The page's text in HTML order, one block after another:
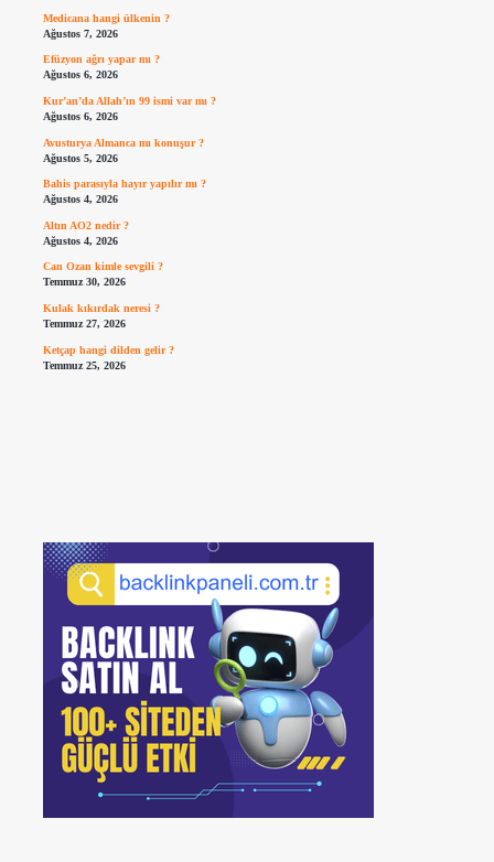
Medicana hangi ülkenin ?
Ağustos 7, 2026
Efüzyon ağrı yapar mı ?
Ağustos 6, 2026
Kur’an’da Allah’ın 99 ismi var mı ?
Ağustos 6, 2026
Avusturya Almanca mı konuşur ?
Ağustos 5, 2026
Bahis parasıyla hayır yapılır mı ?
Ağustos 4, 2026
Altın AO2 nedir ?
Ağustos 4, 2026
Can Ozan kimle sevgili ?
Temmuz 30, 2026
Kulak kıkırdak neresi ?
Temmuz 27, 2026
Ketçap hangi dilden gelir ?
Temmuz 25, 2026